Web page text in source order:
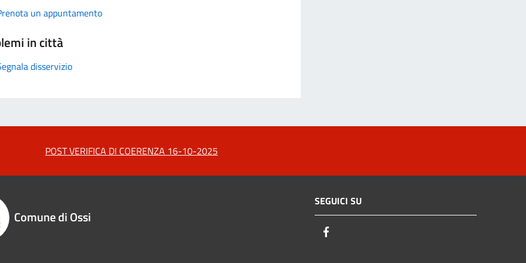
un appuntamento
in città
disservizio
POST VERIFICA DI COERENZA 16-10-2025
Comune di Ossi
SEGUICI SU